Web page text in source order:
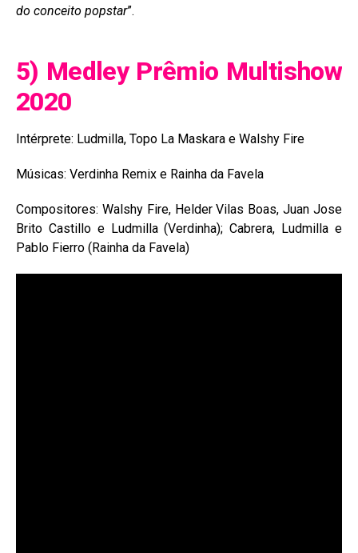
do conceito popstar”.
5) Medley Prêmio Multishow
2020
Intérprete: Ludmilla, Topo La Maskara e Walshy Fire
Músicas: Verdinha Remix e Rainha da Favela
Compositores: Walshy Fire, Helder Vilas Boas, Juan Jose
Brito Castillo e Ludmilla (Verdinha); Cabrera, Ludmilla e
Pablo Fierro (Rainha da Favela)